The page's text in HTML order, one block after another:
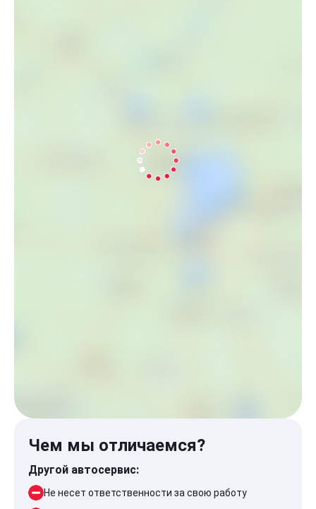
Чем мы отличаемся?
Другой автосервис:
Не несет ответственности за свою работу